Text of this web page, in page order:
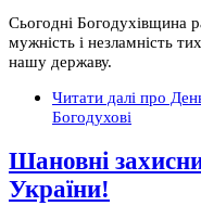
Сьогодні Богодухівщина
мужність і незламність
нашу державу.
Читати далі про
Богодухові
Шановні
України!